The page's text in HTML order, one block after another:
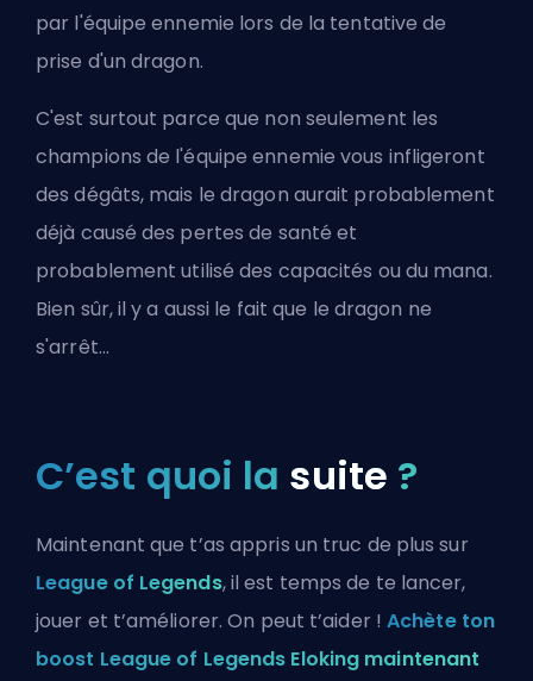
par l'équipe ennemie lors de la tentative de
prise d'un dragon.
C'est surtout parce que non seulement les
champions de l'équipe ennemie vous infligeront
des dégâts, mais le dragon aurait probablement
déjà causé des pertes de santé et
probablement utilisé des capacités ou du mana.
Bien sûr, il y a aussi le fait que le dragon ne
s'arrêt...
C’est quoi la suite ?
Maintenant que t’as appris un truc de plus sur
League of Legends, il est temps de te lancer,
jouer et t’améliorer. On peut t’aider !Achète ton
boost League of Legends Eloking maintenant